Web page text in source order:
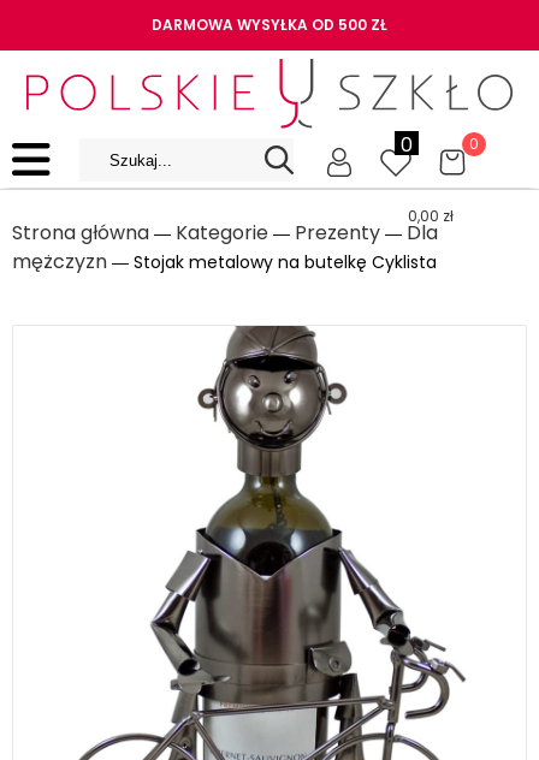
DARMOWA WYSYŁKA OD 500 ZŁ
0 0
0,00 zł
Strona główna ― Kategorie ― Prezenty ― Dla
mężczyzn ― Stojak metalowy na butelkę Cyklista